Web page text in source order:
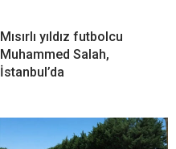
Mısırlı yıldız futbolcu
Muhammed Salah,
İstanbul’da